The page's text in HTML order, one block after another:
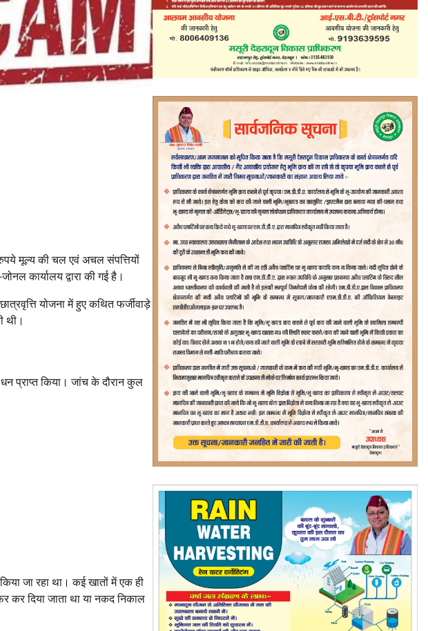
मूल्य की चल एवं अचल संपत्तियों
कार्यालय द्वारा की गई है।
योजना में हुए कथित फर्जीवाड़े
थी।
धन प्राप्त किया। जांच के दौरान कुल
जा रहा था। कई खातों में एक ही
कर दिया जाता था या नकद निकाल